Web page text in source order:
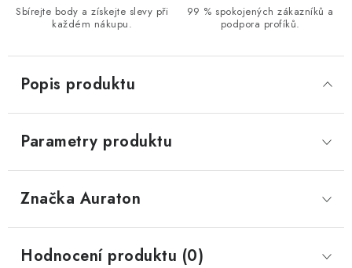
Sbírejte body a získejte slevy při
každém nákupu.
99 % spokojených zákazníků a
podpora profíků.
Popis produktu
Parametry produktu
Značka Auraton
Hodnocení produktu (0)